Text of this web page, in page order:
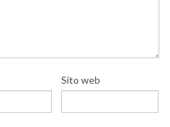
Sito web